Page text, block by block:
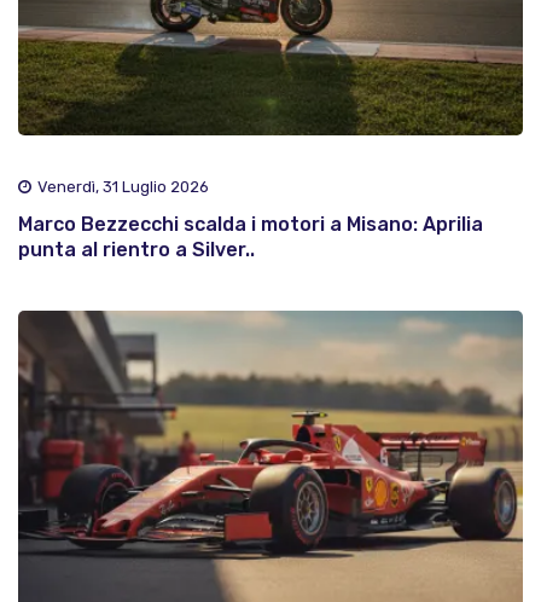
Venerdì, 31 Luglio 2026
Marco Bezzecchi scalda i motori a Misano: Aprilia
punta al rientro a Silver..